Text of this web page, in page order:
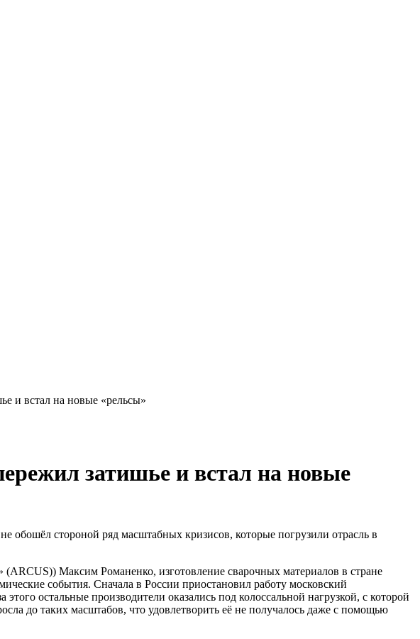
и встал на новые «рельсы»
затишье и встал на новые
обошёл стороной ряд масштабных кризисов, которые погрузили отрасль в
Максим Романенко, изготовление сварочных материалов в стране
события. Сначала в России приостановил работу московский
остальные производители оказались под колоссальной нагрузкой, с которой
до таких масштабов, что удовлетворить её не получалось даже с помощью